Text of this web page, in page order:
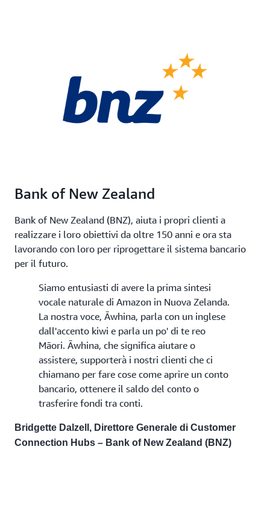
Bank of New Zealand
Bank of New Zealand (BNZ), aiuta i propri clienti a
realizzare i loro obiettivi da oltre 150 anni e ora sta
lavorando con loro per riprogettare il sistema bancario
per il futuro.
Siamo entusiasti di avere la prima sintesi
vocale naturale di Amazon in Nuova Zelanda.
La nostra voce, Āwhina, parla con un inglese
dall'accento kiwi e parla un po' di te reo
Māori. Āwhina, che significa aiutare o
assistere, supporterà i nostri clienti che ci
chiamano per fare cose come aprire un conto
bancario, ottenere il saldo del conto o
trasferire fondi tra conti.
Bridgette Dalzell, Direttore Generale di Customer
Connection Hubs – Bank of New Zealand (BNZ)